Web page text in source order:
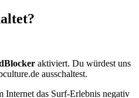
aktiviert. Du würdest uns
ausschaltest.
Internet das Surf-Erlebnis negativ